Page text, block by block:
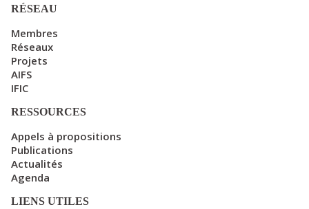
RÉSEAU
Membres
Réseaux
Projets
AIFS
IFIC
RESSOURCES
Appels à propositions
Publications
Actualités
Agenda
LIENS UTILES